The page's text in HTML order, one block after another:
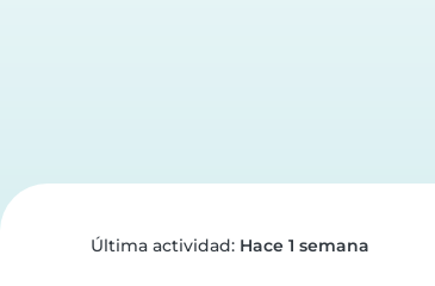
Última actividad: Hace 1 semana